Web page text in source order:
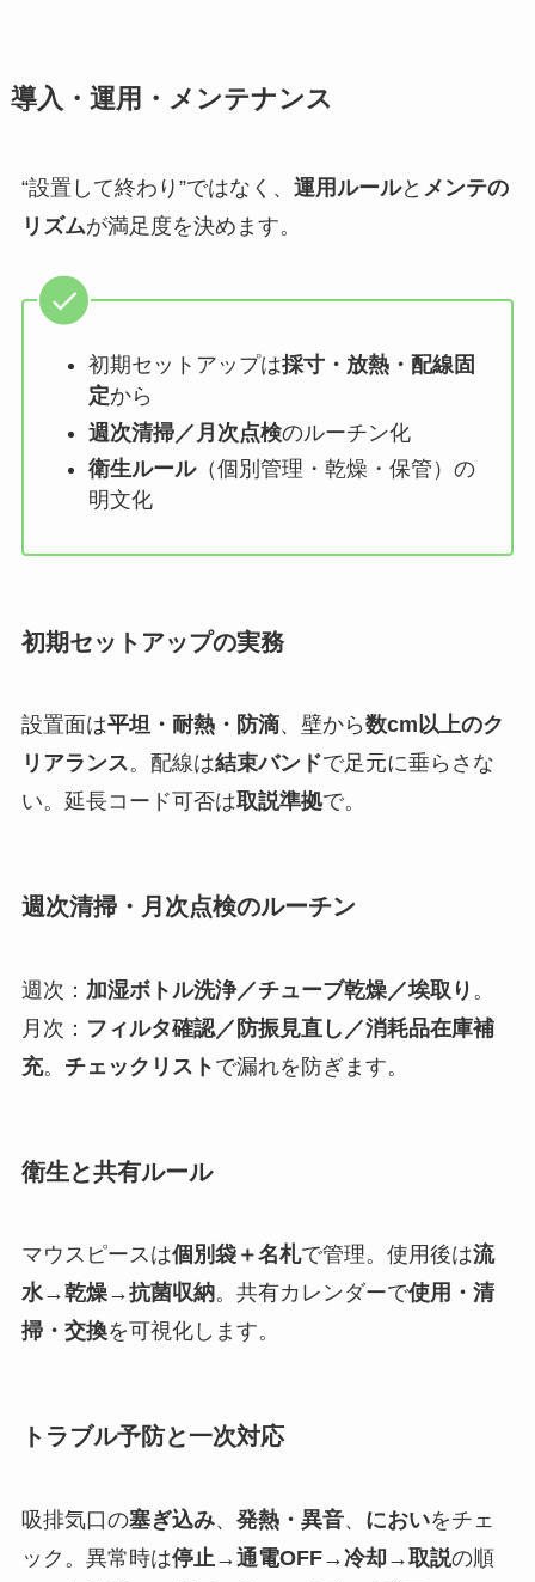
導入・運用・メンテナンス
“設置して終わり”ではなく、 運用ルールと メンテの
リズムが満足度を決めます。
初期セットアップは採寸・放熱・配線固
定から
週次清掃／月次点検のルーチン化
衛生ルール（個別管理・乾燥・保管）の
明文化
初期セットアップの実務
設置面は平坦・耐熱・防滴、壁から数cm以上のク
リアランス。配線は結束バンドで足元に垂らさな
い。延長コード可否は取説準拠で。
週次清掃・月次点検のルーチン
週次： 加湿ボトル洗浄／チューブ乾燥／埃取り 。
月次： フィルタ確認／防振見直し／消耗品在庫補
充。 チェックリスト で漏れを防ぎます。
衛生と共有ルール
マウスピースは個別袋＋名札で管理。使用後は流
水→乾燥→抗菌収納。共有カレンダーで使用・清
掃・交換を可視化します。
トラブル予防と一次対応
吸排気口の塞ぎ込み、 発熱・異音、 においをチェ
ック。異常時は停止→通電OFF→冷却→取説の順